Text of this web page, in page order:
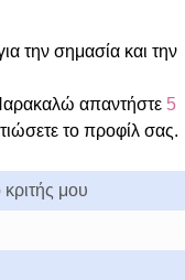
την σημασία και την
απαντήστε 5
το προφίλ σας.
μου